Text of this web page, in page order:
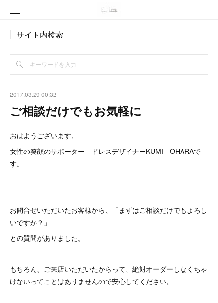
サイト内検索
2017.03.29 00:32
ご相談だけでもお気軽に
おはようございます。
女性の笑顔のサポーター ドレスデザイナーKUMI OHARAで
す。
お問合せいただいたお客様から、「まずはご相談だけでもよろし
いですか？」
との質問がありました。
もちろん、ご来店いただいたからって、絶対オーダーしなくちゃ
けないってことはありませんので安心してください。